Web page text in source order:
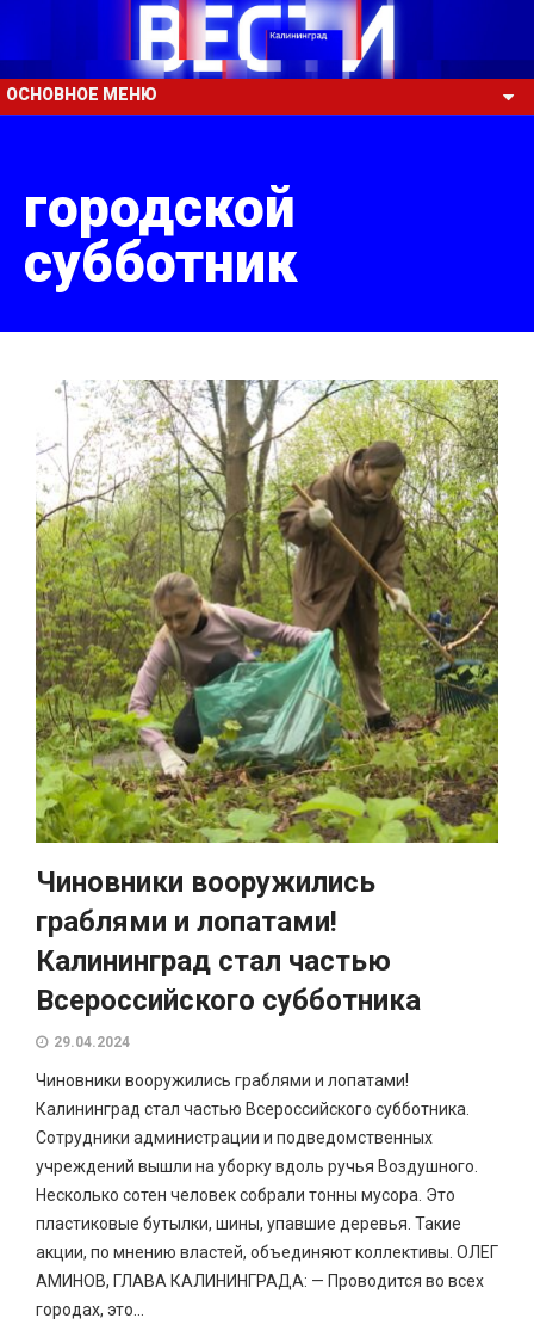
ОСНОВНОЕ МЕНЮ
городской
субботник
Чиновники вооружились
граблями и лопатами!
Калининград стал частью
Всероссийского субботника
29.04.2024
Чиновники вооружились граблями и лопатами!
Калининград стал частью Всероссийского субботника.
Сотрудники администрации и подведомственных
учреждений вышли на уборку вдоль ручья Воздушного.
Несколько сотен человек собрали тонны мусора. Это
пластиковые бутылки, шины, упавшие деревья. Такие
акции, по мнению властей, объединяют коллективы. ОЛЕГ
АМИНОВ, ГЛАВА КАЛИНИНГРАДА: — Проводится во всех
городах, это...